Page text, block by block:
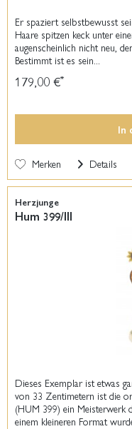
Er spaziert selbstbewusst
Haare spitzen keck unter
augenscheinlich nicht neu,
Bestimmt ist es sein...
179,00 €*
In
Merken Details
Herzjunge
Hum 399/III
Dieses Exemplar ist etwas
von 33 Zentimetern ist die
(HUM 399) ein Meisterwerk
einem kleineren Format